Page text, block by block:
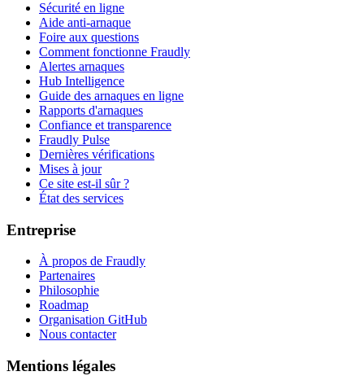
Sécurité en ligne
Aide anti-arnaque
Foire aux questions
Comment fonctionne Fraudly
Alertes arnaques
Hub Intelligence
Guide des arnaques en ligne
Rapports d'arnaques
Confiance et transparence
Fraudly Pulse
Dernières vérifications
Mises à jour
Ce site est-il sûr ?
État des services
Entreprise
À propos de Fraudly
Partenaires
Philosophie
Roadmap
Organisation GitHub
Nous contacter
Mentions légales